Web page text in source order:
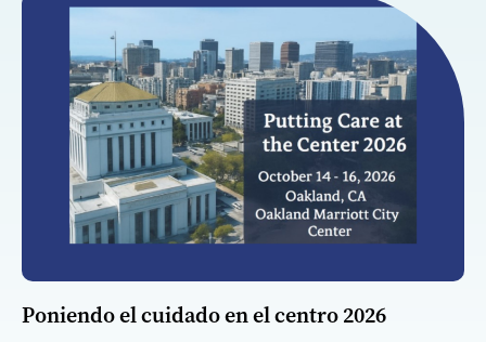
Poniendo el cuidado en el centro 2026